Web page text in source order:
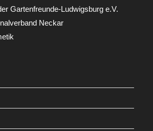
Gartenfreunde-Ludwigsburg e.V.
Neckar